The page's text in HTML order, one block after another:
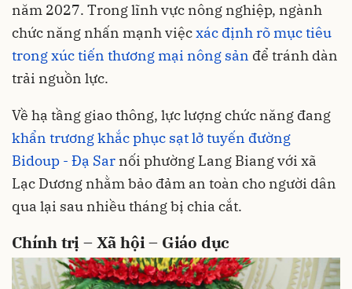
năm 2027. Trong lĩnh vực nông nghiệp, ngành
chức năng nhấn mạnh việcxác định rõ mục tiêu
trong xúc tiến thương mại nông sản để tránh dàn
trải nguồn lực.
Về hạ tầng giao thông, lực lượng chức năng đang
khẩn trương khắc phục sạt lở tuyến đường
Bidoup - Đạ Sar nối phường Lang Biang với xã
Lạc Dương nhằm bảo đảm an toàn cho người dân
qua lại sau nhiều tháng bị chia cắt.
Chính trị – Xã hội – Giáo dục